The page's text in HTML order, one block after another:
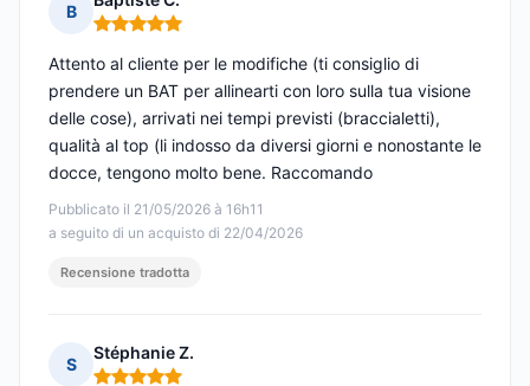
B
Nota: 5 su 5
Pubblicato il 21/05/2026 à 16h11
a seguito di un acquisto di 22/04/2026
Attento al cliente per le modifiche (ti consiglio di
prendere un BAT per allinearti con loro sulla tua visione
delle cose), arrivati nei tempi previsti (braccialetti),
qualità al top (li indosso da diversi giorni e nonostante le
docce, tengono molto bene. Raccomando
Recensione tradotta
S
Stéphanie Z.